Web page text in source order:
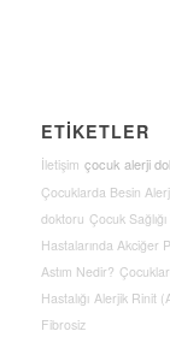
ETİKETLER
İletişim çocuk alerji
Çocuklarda Besin
doktoru Çocuk
Hastalarında Akciğer
Astım Nedir?
Hastalığı Alerjik Rinit
Fibrosiz